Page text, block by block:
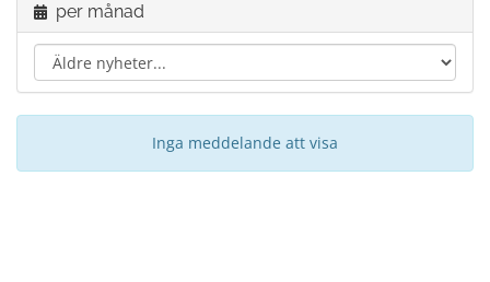
per månad
Inga meddelande att visa